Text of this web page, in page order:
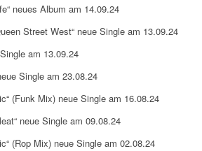
neues Album am 14.09.24
Street West“ neue Single am 13.09.24
am 13.09.24
Single am 23.08.24
(Funk Mix) neue Single am 16.08.24
neue Single am 09.08.24
(Rop Mix) neue Single am 02.08.24